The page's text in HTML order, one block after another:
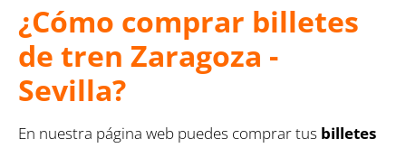
¿Cómo comprar billetes
de tren Zaragoza -
Sevilla?
En nuestra página web puedes comprar tus billetes